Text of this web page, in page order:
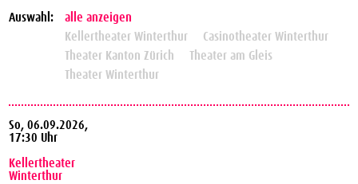
Auswahl:
alle anzeigen
Kellertheater Winterthur
Casinotheater Winterthur
Theater Kanton Zürich
Theater am Gleis
Theater Winterthur
So,06.09.2026,
17:30 Uhr
Kellertheater
Winterthur